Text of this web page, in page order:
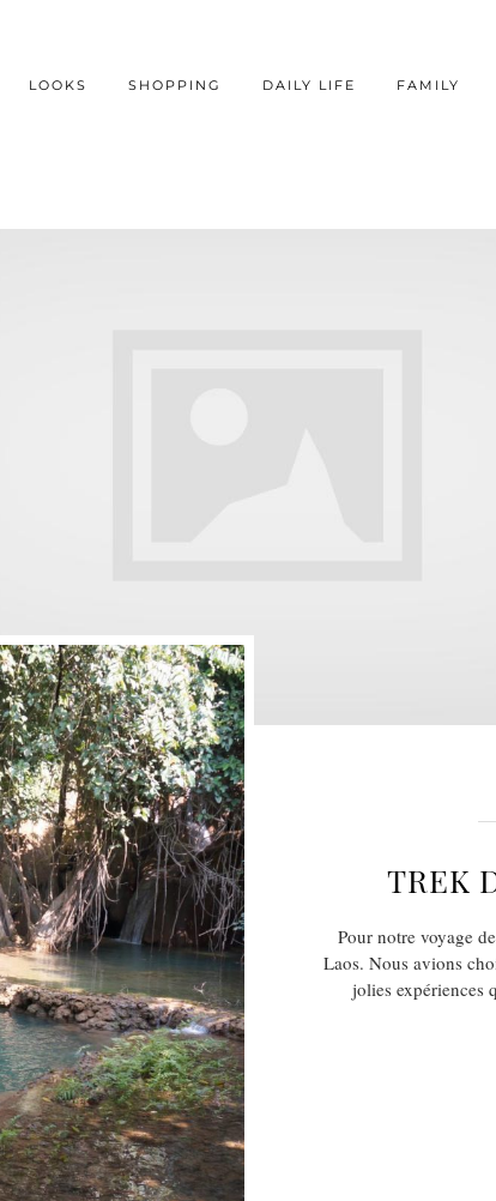
LOOKS SHOPPING DAILY LIFE FAMILY
TREK
Pour notre voyage
Laos. Nous avions
jolies expériences